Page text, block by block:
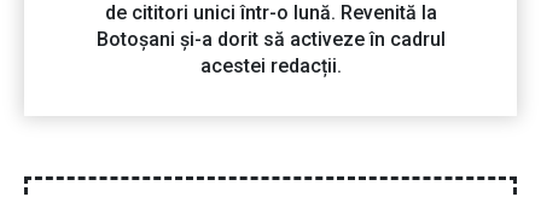
de cititori unici într-o lună. Revenită la
Botoșani și-a dorit să activeze în cadrul
acestei redacții.